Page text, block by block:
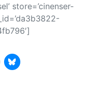
store=’cinenser-